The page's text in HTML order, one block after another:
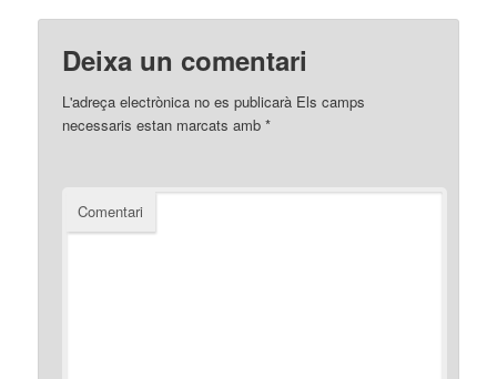
Deixa un comentari
L'adreça electrònica no es publicarà Els camps
necessaris estan marcats amb*
Comentari